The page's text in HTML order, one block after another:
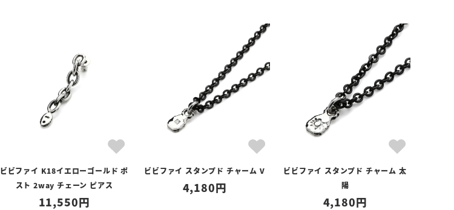
ビビファイ K18イエローゴールド ポ
スト 2way チェーン ピアス
11,550
ビビファイ スタンプド チャーム V
4,180
ビビファイ スタンプド チャーム 太
陽
4,180